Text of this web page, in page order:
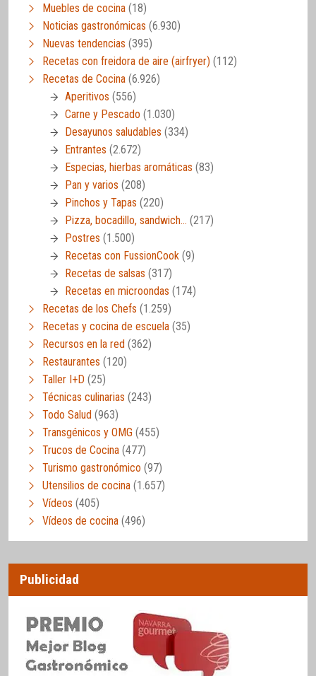
Muebles de cocina (18)
Noticias gastronómicas (6.930)
Nuevas tendencias (395)
Recetas con freidora de aire (airfryer) (112)
Recetas de Cocina (6.926)
Aperitivos (556)
Carne y Pescado (1.030)
Desayunos saludables (334)
Entrantes (2.672)
Especias, hierbas aromáticas (83)
Pan y varios (208)
Pinchos y Tapas (220)
Pizza, bocadillo, sandwich… (217)
Postres (1.500)
Recetas con FussionCook (9)
Recetas de salsas (317)
Recetas en microondas (174)
Recetas de los Chefs (1.259)
Recetas y cocina de escuela (35)
Recursos en la red (362)
Restaurantes (120)
Taller I+D (25)
Técnicas culinarias (243)
Todo Salud (963)
Transgénicos y OMG (455)
Trucos de Cocina (477)
Turismo gastronómico (97)
Utensilios de cocina (1.657)
Vídeos (405)
Vídeos de cocina (496)
Publicidad